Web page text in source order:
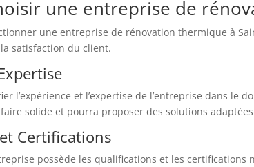
une entreprise de
une entreprise de rénovation thermique à
satisfaction du client.
l’expérience et l’expertise de l’entreprise dans
solide et pourra proposer des solutions
Certifications
possède les qualifications et les